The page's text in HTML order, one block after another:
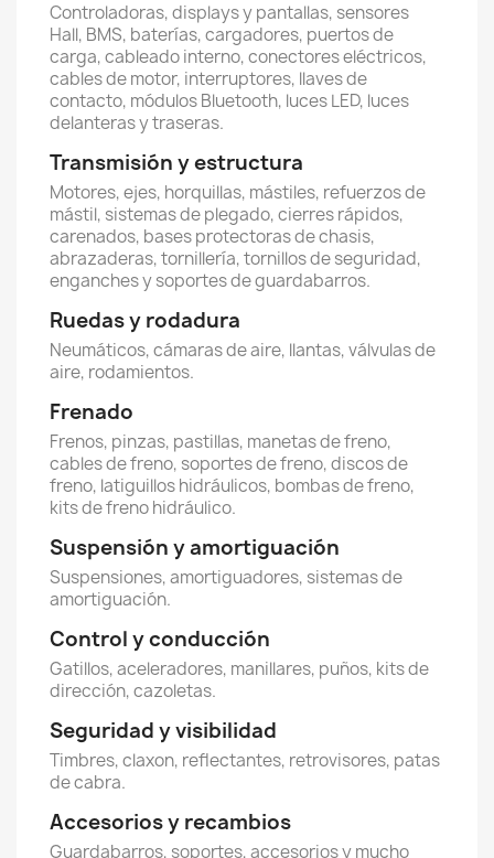
Controladoras, displays y pantallas, sensores
Hall, BMS, baterías, cargadores, puertos de
carga, cableado interno, conectores eléctricos,
cables de motor, interruptores, llaves de
contacto, módulos Bluetooth, luces LED, luces
delanteras y traseras.
Transmisión y estructura
Motores, ejes, horquillas, mástiles, refuerzos de
mástil, sistemas de plegado, cierres rápidos,
carenados, bases protectoras de chasis,
abrazaderas, tornillería, tornillos de seguridad,
enganches y soportes de guardabarros.
Ruedas y rodadura
Neumáticos, cámaras de aire, llantas, válvulas de
aire, rodamientos.
Frenado
Frenos, pinzas, pastillas, manetas de freno,
cables de freno, soportes de freno, discos de
freno, latiguillos hidráulicos, bombas de freno,
kits de freno hidráulico.
Suspensión y amortiguación
Suspensiones, amortiguadores, sistemas de
amortiguación.
Control y conducción
Gatillos, aceleradores, manillares, puños, kits de
dirección, cazoletas.
Seguridad y visibilidad
Timbres, claxon, reflectantes, retrovisores, patas
de cabra.
Accesorios y recambios
Guardabarros, soportes, accesorios y mucho